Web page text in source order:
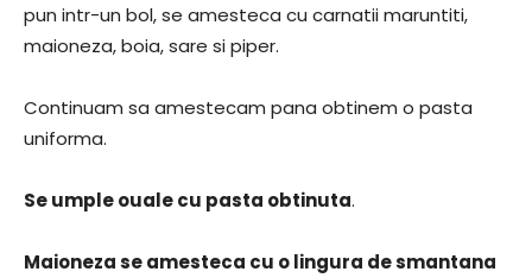
pun intr-un bol, se amesteca cu carnatii maruntiti,
maioneza, boia, sare si piper.
Continuam sa amestecam pana obtinem o pasta
uniforma.
Se umple ouale cu pasta obtinuta.
Maioneza se amesteca cu o lingura de smantana